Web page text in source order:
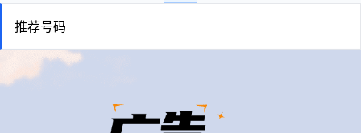
推荐号码